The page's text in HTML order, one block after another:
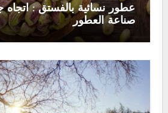
عطور نسائية بالفستق : اتجاه
صناعة العطور